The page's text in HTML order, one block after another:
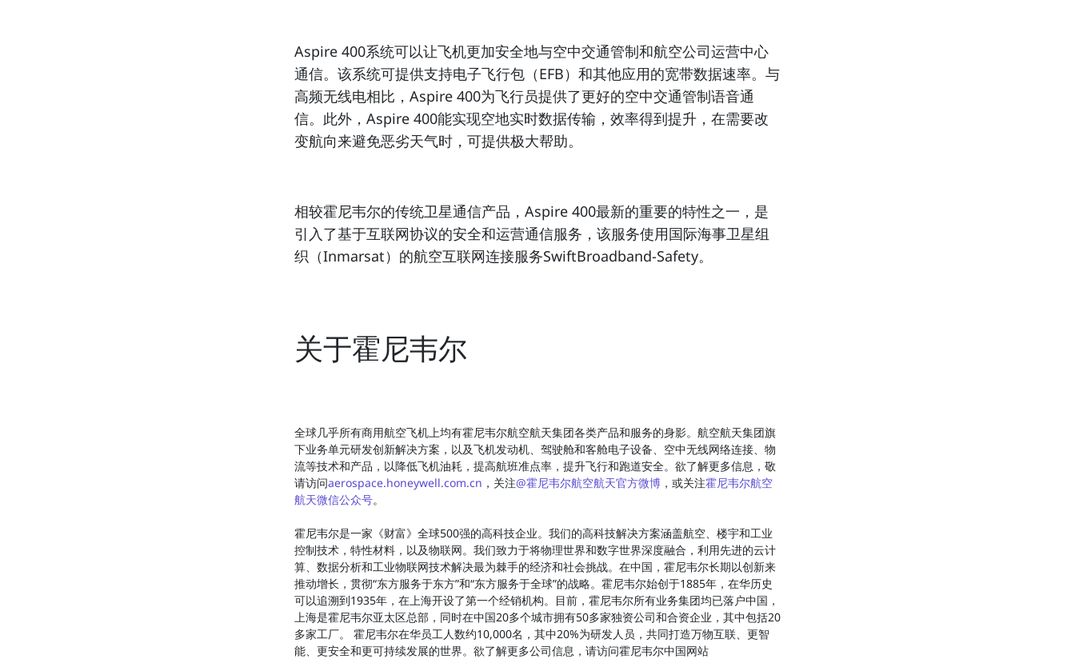
Aspire 400系统可以让飞机更加安全地与空中交通管制和航空公司运营中心
通信。该系统可提供支持电子飞行包（EFB）和其他应用的宽带数据速率。与
高频无线电相比，Aspire 400为飞行员提供了更好的空中交通管制语音通
信。此外，Aspire 400能实现空地实时数据传输，效率得到提升，在需要改
变航向来避免恶劣天气时，可提供极大帮助。
相较霍尼韦尔的传统卫星通信产品，Aspire 400最新的重要的特性之一，是
引入了基于互联网协议的安全和运营通信服务，该服务使用国际海事卫星组
织（Inmarsat）的航空互联网连接服务SwiftBroadband-Safety。
关于霍尼韦尔
全球几乎所有商用航空飞机上均有霍尼韦尔航空航天集团各类产品和服务的身影。航空航天集团旗
下业务单元研发创新解决方案，以及飞机发动机、驾驶舱和客舱电子设备、空中无线网络连接、物
流等技术和产品，以降低飞机油耗，提高航班准点率，提升飞行和跑道安全。欲了解更多信息，敬
请访问aerospace.honeywell.com.cn ，关注@霍尼韦尔航空航天官方微博 ，或关注霍尼韦尔航空
航天微信公众号。
霍尼韦尔是一家《财富》全球500强的高科技企业。我们的高科技解决方案涵盖航空、楼宇和工业
控制技术，特性材料，以及物联网。我们致力于将物理世界和数字世界深度融合，利用先进的云计
算、数据分析和工业物联网技术解决最为棘手的经济和社会挑战。在中国，霍尼韦尔长期以创新来
推动增长，贯彻“东方服务于东方”和“东方服务于全球”的战略。霍尼韦尔始创于1885年，在华历史
可以追溯到1935年，在上海开设了第一个经销机构。目前，霍尼韦尔所有业务集团均已落户中国，
上海是霍尼韦尔亚太区总部，同时在中国20多个城市拥有50多家独资公司和合资企业，其中包括20
多家工厂。 霍尼韦尔在华员工人数约10,000名，其中20%为研发人员，共同打造万物互联、更智
能、更安全和更可持续发展的世界。欲了解更多公司信息，请访问霍尼韦尔中国网站